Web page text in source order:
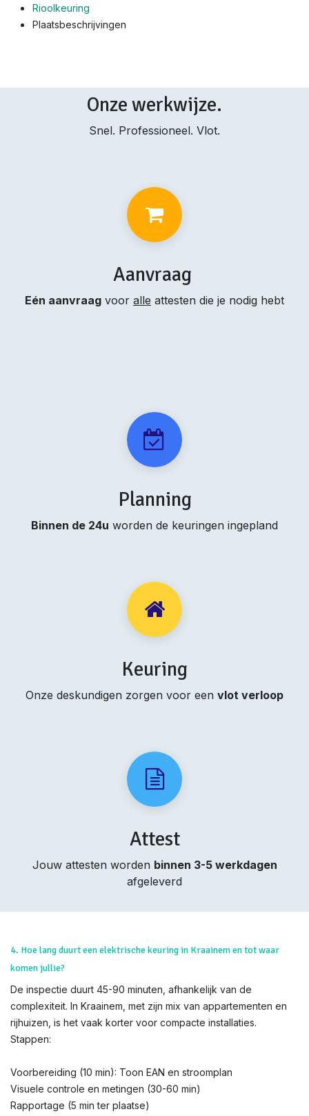
Rioolkeuring
Plaatsbeschrijvingen
Onze werkwijze.
Snel. Professioneel. Vlot.
Aanvraag
Eén aanvraag voor alle attesten die je nodig hebt
Planning
Binnen de 24u worden de keuringen ingepland
Keuring
Onze deskundigen zorgen voor een vlot verloop
Attest
Jouw attesten worden binnen 3-5 werkdagen
afgeleverd
4. Hoe lang duurt een elektrische keuring in Kraainem en tot waar
komen jullie?
De inspectie duurt 45-90 minuten, afhankelijk van de
complexiteit. In Kraainem, met zijn mix van appartementen en
rijhuizen, is het vaak korter voor compacte installaties.
Stappen:
Voorbereiding (10 min): Toon EAN en stroomplan
Visuele controle en metingen (30-60 min)
Rapportage (5 min ter plaatse)